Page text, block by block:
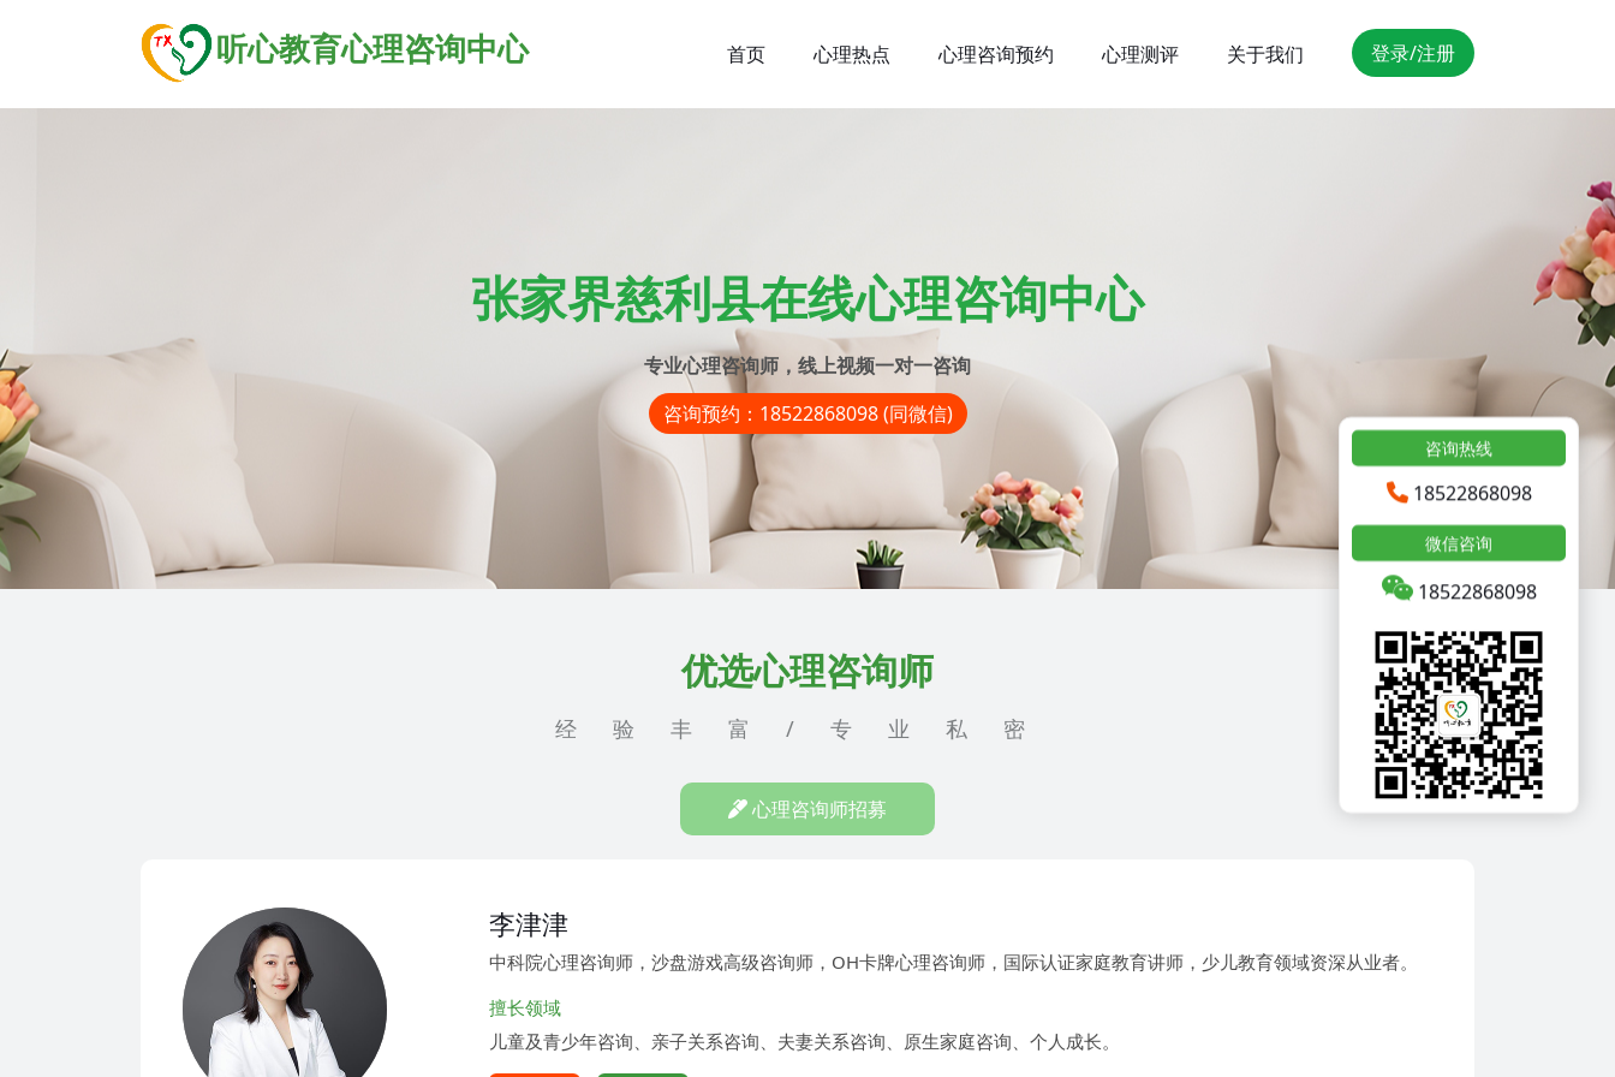
听心教育心理咨询中心 首页 心理热点 心理咨询预约 心理测评 关于我们 登录/注册
张家界慈利县在线心理咨询中心
专业心理咨询师，线上视频一对一咨询
咨询预约：18522868098 (同微信)
优选心理咨询师
经验丰富/专业私密
心理咨询师招募
李津津
中科院心理咨询师，沙盘游戏高级咨询师，OH卡牌心理咨询师，国际认证家庭教育讲师，少儿教育领域资深从业者。
擅长领域
儿童及青少年咨询、亲子关系咨询、夫妻关系咨询、原生家庭咨询、个人成长。
咨询热线
18522868098
微信咨询
18522868098